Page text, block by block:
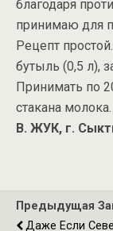
благодаря
принимаю для
Рецепт
бутыль (0,5 л),
Принимать по
стакана молока.
В. ЖУК, г.
Предыдущая
Даже Если